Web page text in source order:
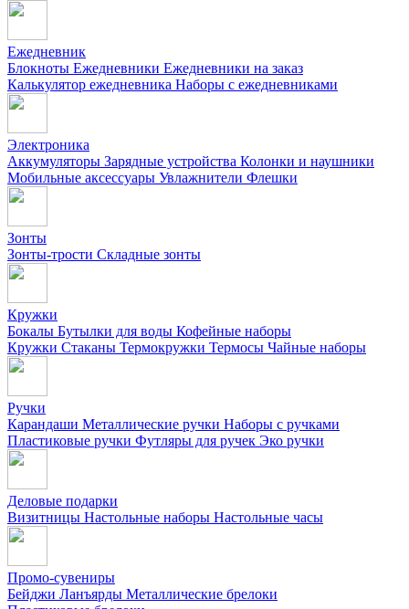
Ежедневник
Блокноты Ежедневники Ежедневники на заказ
Калькулятор ежедневника Наборы с ежедневниками
Электроника
Аккумуляторы Зарядные устройства Колонки и наушники
Мобильные аксессуары Увлажнители Флешки
Зонты
Зонты-трости Складные зонты
Кружки
Бокалы Бутылки для воды Кофейные наборы
Кружки Стаканы Термокружки Термосы Чайные наборы
Ручки
Карандаши Металлические ручки Наборы с ручками
Пластиковые ручки Футляры для ручек Эко ручки
Деловые подарки
Визитницы Настольные наборы Настольные часы
Промо-сувениры
Бейджи Ланъярды Металлические брелоки